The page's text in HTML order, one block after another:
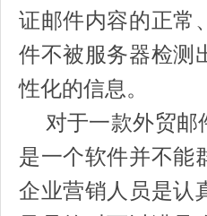
证邮件内容的正常
件不被服务器检测
性化的信息。
对于一款外贸邮
是一个软件并不能
企业营销人员是认